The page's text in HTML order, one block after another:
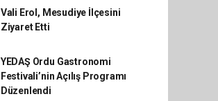
Vali Erol, Mesudiye İlçesini
Ziyaret Etti
YEDAŞ Ordu Gastronomi
Festivali’nin Açılış Programı
Düzenlendi